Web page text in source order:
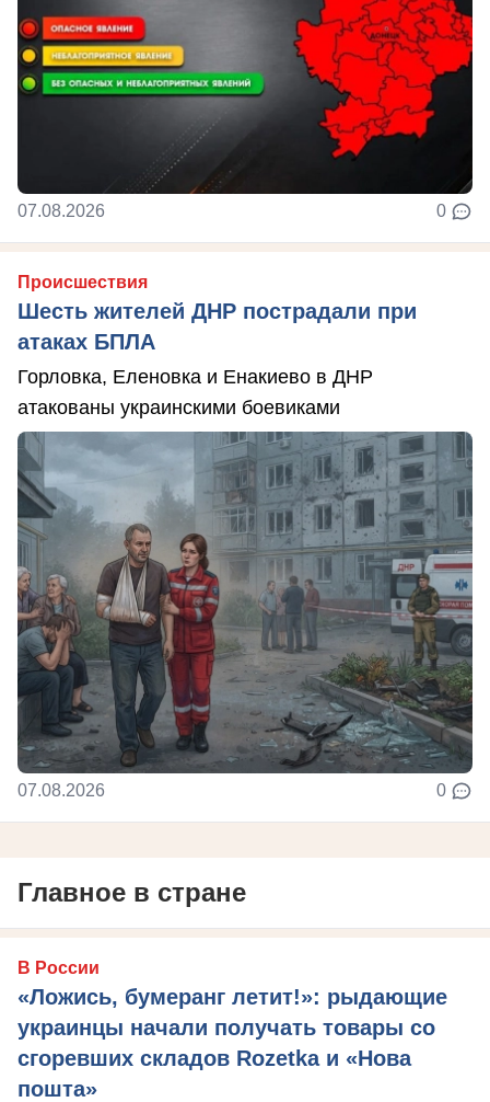
07.08.2026 0
Происшествия
Шесть жителей ДНР пострадали при
атаках БПЛА
Горловка, Еленовка и Енакиево в ДНР
атакованы украинскими боевиками
07.08.2026 0
Главное в стране
В России
«Ложись, бумеранг летит!»: рыдающие
украинцы начали получать товары со
сгоревших складов Rozetka и «Нова
пошта»